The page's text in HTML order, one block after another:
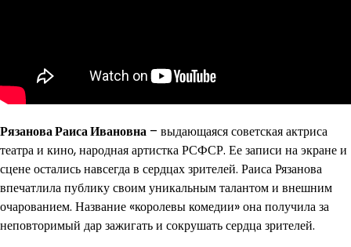
Рязанова Раиса Ивановна – выдающаяся советская актриса
театра и кино, народная артистка РСФСР. Ее записи на экране и
сцене остались навсегда в сердцах зрителей. Раиса Рязанова
впечатлила публику своим уникальным талантом и внешним
очарованием. Название «королевы комедии» она получила за
неповторимый дар зажигать и сокрушать сердца зрителей.